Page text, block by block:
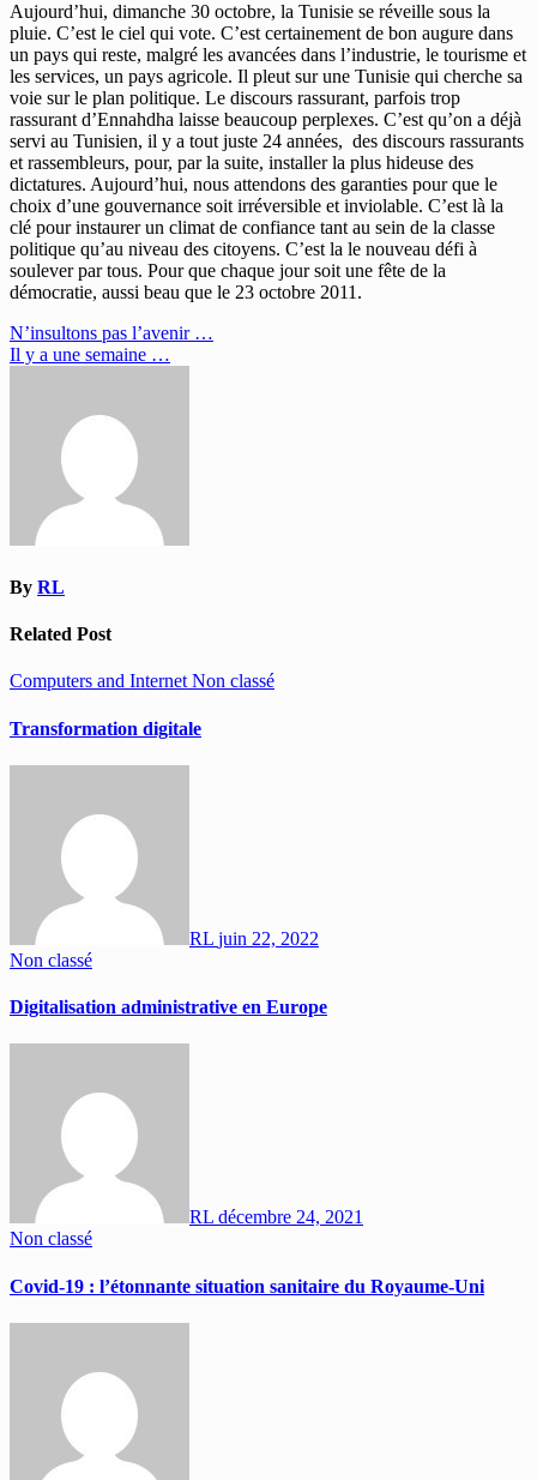
Aujourd’hui, dimanche 30 octobre, la Tunisie se réveille sous la
pluie. C’est le ciel qui vote. C’est certainement de bon augure dans
un pays qui reste, malgré les avancées dans l’industrie, le tourisme et
les services, un pays agricole. Il pleut sur une Tunisie qui cherche sa
voie sur le plan politique. Le discours rassurant, parfois trop
rassurant d’Ennahdha laisse beaucoup perplexes. C’est qu’on a déjà
servi au Tunisien, il y a tout juste 24 années, des discours rassurants
et rassembleurs, pour, par la suite, installer la plus hideuse des
dictatures. Aujourd’hui, nous attendons des garanties pour que le
choix d’une gouvernance soit irréversible et inviolable. C’est là la
clé pour instaurer un climat de confiance tant au sein de la classe
politique qu’au niveau des citoyens. C’est la le nouveau défi à
soulever par tous. Pour que chaque jour soit une fête de la
démocratie, aussi beau que le 23 octobre 2011.
Navigation
de
N’insultons pas l’avenir …
Il y a une semaine …
By RL
Related Post
Computers and Internet Non classé
Transformation digitale
RL juin 22, 2022
Non classé
Digitalisation administrative en Europe
RL décembre 24, 2021
Non classé
Covid-19 : l’étonnante situation sanitaire du Royaume-Uni